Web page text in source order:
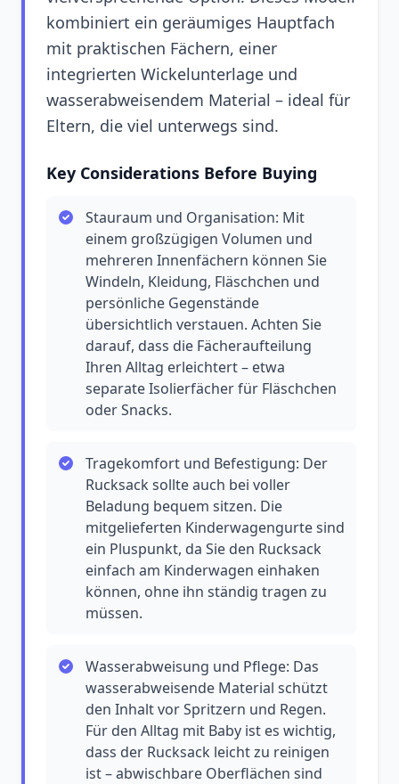
kombiniert ein geräumiges Hauptfach
mit praktischen Fächern, einer
integrierten Wickelunterlage und
wasserabweisendem Material – ideal für
Eltern, die viel unterwegs sind.
Key Considerations Before Buying
Stauraum und Organisation: Mit
einem großzügigen Volumen und
mehreren Innenfächern können Sie
Windeln, Kleidung, Fläschchen und
persönliche Gegenstände
übersichtlich verstauen. Achten Sie
darauf, dass die Fächeraufteilung
Ihren Alltag erleichtert – etwa
separate Isolierfächer für Fläschchen
oder Snacks.
Tragekomfort und Befestigung: Der
Rucksack sollte auch bei voller
Beladung bequem sitzen. Die
mitgelieferten Kinderwagengurte sind
ein Pluspunkt, da Sie den Rucksack
einfach am Kinderwagen einhaken
können, ohne ihn ständig tragen zu
müssen.
Wasserabweisung und Pflege: Das
wasserabweisende Material schützt
den Inhalt vor Spritzern und Regen.
Für den Alltag mit Baby ist es wichtig,
dass der Rucksack leicht zu reinigen
ist – abwischbare Oberflächen sind